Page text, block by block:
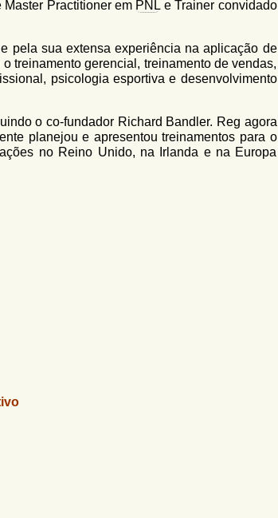
Practitioner em PNL e Trainer convidado
pela sua extensa experiência na aplicação de
treinamento gerencial, treinamento de vendas,
psicologia esportiva e desenvolvimento
o co-fundador Richard Bandler. Reg agora
planejou e apresentou treinamentos para o
no Reino Unido, na Irlanda e na Europa